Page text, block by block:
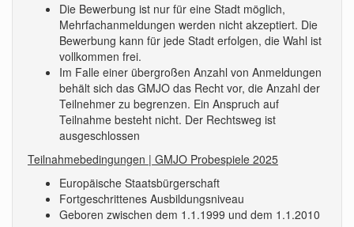
Die Bewerbung ist nur für eine Stadt möglich,
Mehrfachanmeldungen werden nicht akzeptiert. Die
Bewerbung kann für jede Stadt erfolgen, die Wahl ist
vollkommen frei.
Im Falle einer übergroßen Anzahl von Anmeldungen
behält sich das GMJO das Recht vor, die Anzahl der
Teilnehmer zu begrenzen. Ein Anspruch auf
Teilnahme besteht nicht. Der Rechtsweg ist
ausgeschlossen
Teilnahmebedingungen | GMJO Probespiele 2025
Europäische Staatsbürgerschaft
Fortgeschrittenes Ausbildungsniveau
Geboren zwischen dem 1.1.1999 und dem 1.1.2010